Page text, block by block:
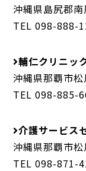
沖縄県島尻郡
TEL 098-888-
輔仁クリニッ
沖縄県那覇市
TEL 098-885-
介護サービス
沖縄県那覇市
TEL 098-871-